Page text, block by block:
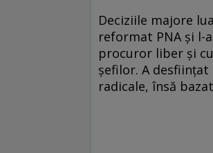
Deciziile majore
reformat PNA şi l-
procuror liber şi
şefilor. A
radicale, însă